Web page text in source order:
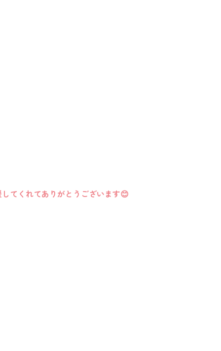
てくれてありがとうございます😊